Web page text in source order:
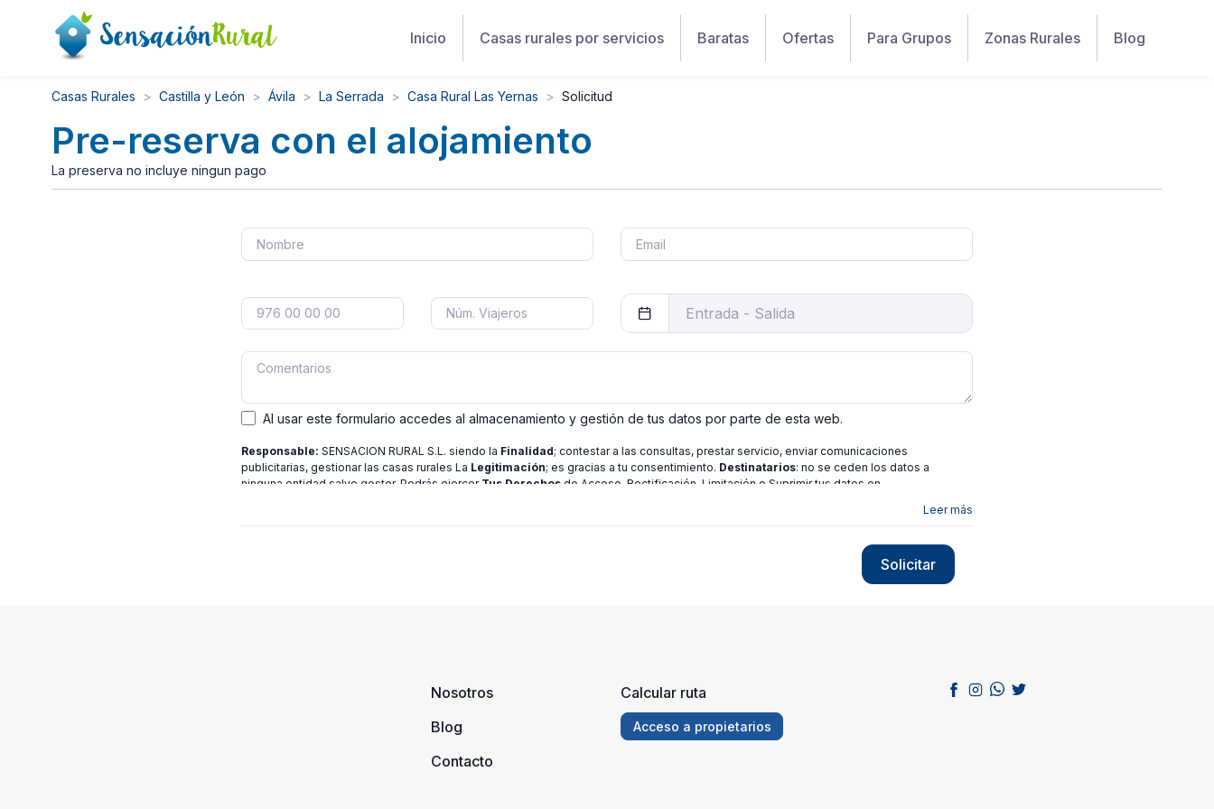
Inicio Casas rurales por servicios Baratas Ofertas Para Grupos Zonas Rurales Blog
Casas Rurales Castilla y León Ávila La Serrada Casa Rural Las Yernas Solicitud
Pre-reserva con el alojamiento
La preserva no incluye ningun pago
Al usar este formulario accedes al almacenamiento y gestión de tus datos por parte de esta web.
Responsable: SENSACION RURAL S.L. siendo la Finalidad; contestar a las consultas, prestar servicio, enviar comunicaciones
publicitarias, gestionar las casas rurales La Legitimación; es gracias a tu consentimiento. Destinatarios: no se ceden los datos a
ninguna entidad salvo gestor. Podrás ejercer Tus Derechos de Acceso, Rectificación, Limitación o Suprimir tus datos en
Leer más
Solicitar
Nosotros
Blog
Contacto
Calcular ruta
Acceso a propietarios